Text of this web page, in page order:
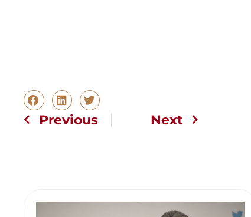
Previous Next